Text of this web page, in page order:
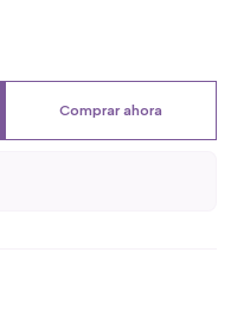
Comprar ahora